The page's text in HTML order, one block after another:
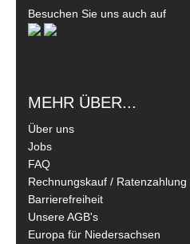
Besuchen Sie uns auch auf
MEHR ÜBER...
Über uns
Jobs
FAQ
Rechnungskauf / Ratenzahlung
Barrierefreiheit
Unsere AGB's
Europa für Niedersachsen